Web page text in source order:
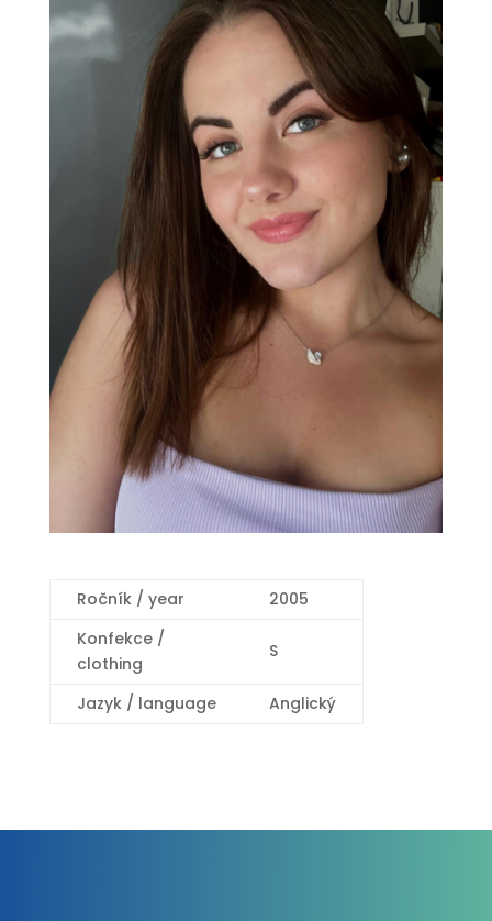
Ročník / year
2005
Konfekce /
clothing
S
Jazyk / language Anglický